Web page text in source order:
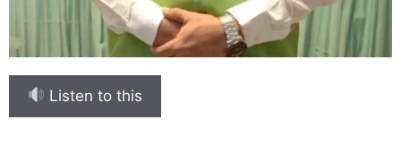
Listen to this